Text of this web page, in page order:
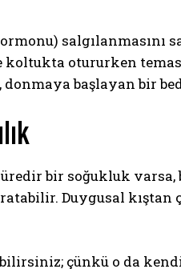
salgılanmasını
koltukta otururken
donmaya başlayan bir
bir soğukluk varsa,
Duygusal kıştan
çünkü o da